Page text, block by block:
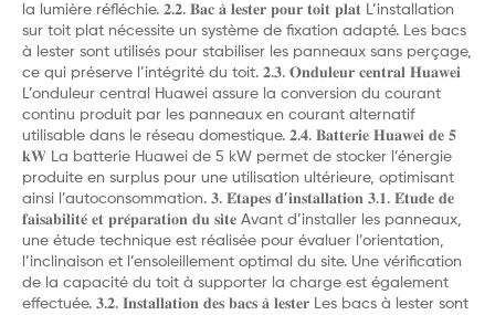
la lumière réfléchie. 𝟐.𝟐. 𝐁𝐚𝐜 𝐚̀ 𝐥𝐞𝐬𝐭𝐞𝐫 𝐩𝐨𝐮𝐫 𝐭𝐨𝐢𝐭 𝐩𝐥𝐚𝐭 L’installation
sur toit plat nécessite un système de fixation adapté. Les bacs
à lester sont utilisés pour stabiliser les panneaux sans perçage,
ce qui préserve l’intégrité du toit. 𝟐.𝟑. 𝐎𝐧𝐝𝐮𝐥𝐞𝐮𝐫 𝐜𝐞𝐧𝐭𝐫𝐚𝐥 𝐇𝐮𝐚𝐰𝐞𝐢
L’onduleur central Huawei assure la conversion du courant
continu produit par les panneaux en courant alternatif
utilisable dans le réseau domestique. 𝟐.𝟒. 𝐁𝐚𝐭𝐭𝐞𝐫𝐢𝐞 𝐇𝐮𝐚𝐰𝐞𝐢 𝐝𝐞 𝟓
𝐤𝐖 La batterie Huawei de 5 kW permet de stocker l’énergie
produite en surplus pour une utilisation ultérieure, optimisant
ainsi l’autoconsommation. 𝟑. 𝐄́𝐭𝐚𝐩𝐞𝐬 𝐝’𝐢𝐧𝐬𝐭𝐚𝐥𝐥𝐚𝐭𝐢𝐨𝐧 𝟑.𝟏. 𝐄́𝐭𝐮𝐝𝐞 𝐝𝐞
𝐟𝐚𝐢𝐬𝐚𝐛𝐢𝐥𝐢𝐭𝐞́ 𝐞𝐭 𝐩𝐫𝐞́𝐩𝐚𝐫𝐚𝐭𝐢𝐨𝐧 𝐝𝐮 𝐬𝐢𝐭𝐞 Avant d’installer les panneaux,
une étude technique est réalisée pour évaluer l’orientation,
l’inclinaison et l’ensoleillement optimal du site. Une vérification
de la capacité du toit à supporter la charge est également
effectuée. 𝟑.𝟐. 𝐈𝐧𝐬𝐭𝐚𝐥𝐥𝐚𝐭𝐢𝐨𝐧 𝐝𝐞𝐬 𝐛𝐚𝐜𝐬 𝐚̀ 𝐥𝐞𝐬𝐭𝐞𝐫 Les bacs à lester sont